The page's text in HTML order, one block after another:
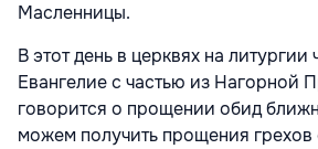
Масленницы.
В этот день в церквях на литургии
Евангелие с частью из Нагорной
говорится о прощении обид
можем получить прощения грехов